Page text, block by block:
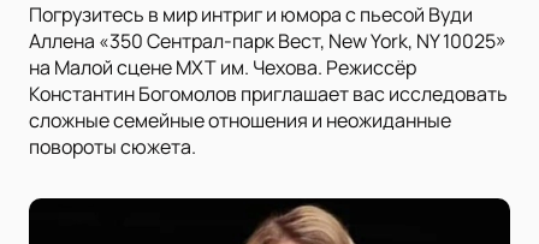
Погрузитесь в мир интриг и юмора с пьесой Вуди
Аллена «350 Сентрал-парк Вест, New York, NY 10025»
на Малой сцене МХТ им. Чехова. Режиссёр
Константин Богомолов приглашает вас исследовать
сложные семейные отношения и неожиданные
повороты сюжета.